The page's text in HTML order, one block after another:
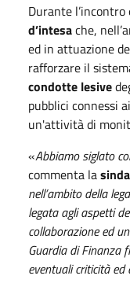
Durante
d’intesache,
ed in attuazione
rafforzare il
condotte lesive
pubblici connessi
un'attività di
«Abbiamo siglato
commenta la
nell’ambito della
legata agli aspetti
collaborazione ed
Guardia di Finanza
eventuali criticità